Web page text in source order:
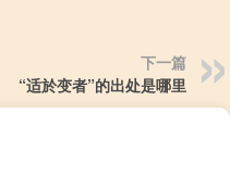
下一篇
“适於变者”的出处是哪里